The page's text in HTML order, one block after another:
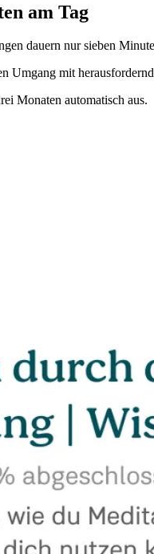
am Tag
dauern nur sieben
Umgang mit
Monaten automatisch aus.